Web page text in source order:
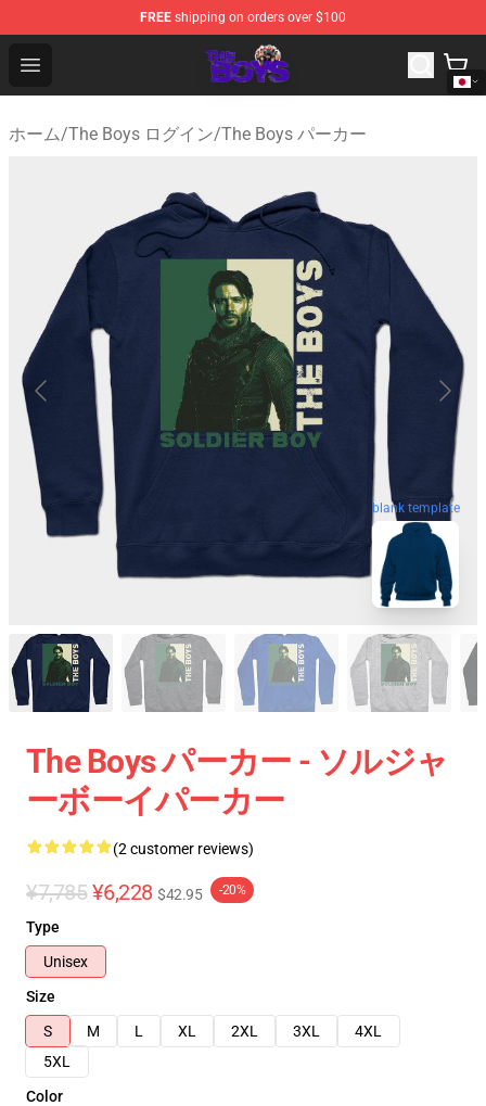
FREE shipping on orders over $100
Open menu
The Boys Store - Official The Boys Merchandise Shop
ホーム/The Boys ログイン/The Boys パーカー
blank template
The Boys パーカー - ソルジャ
ーボーイパーカー
(2 customer reviews)
¥7,785 ¥6,228 $42.95 -20%
Type
Unisex
Size
S
M L XL 2XL 3XL
4XL
5XL
Color